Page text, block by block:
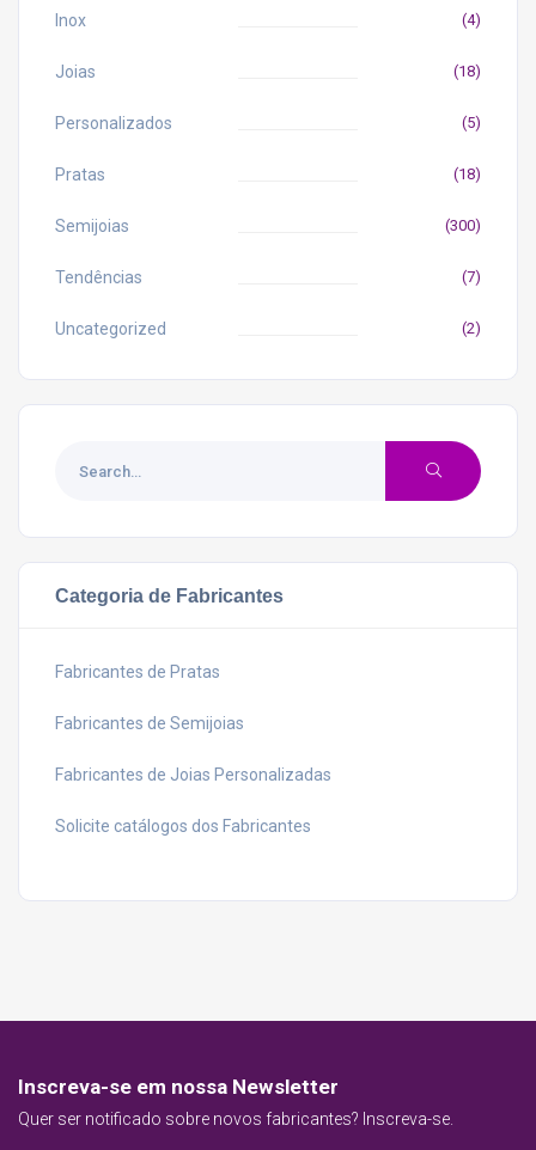
Inox (4)
Joias (18)
Personalizados (5)
Pratas (18)
Semijoias (300)
Tendências (7)
Uncategorized (2)
Categoria de Fabricantes
Fabricantes de Pratas
Fabricantes de Semijoias
Fabricantes de Joias Personalizadas
Solicite catálogos dos Fabricantes
Inscreva-se em nossa Newsletter
Quer ser notificado sobre novos fabricantes? Inscreva-se.